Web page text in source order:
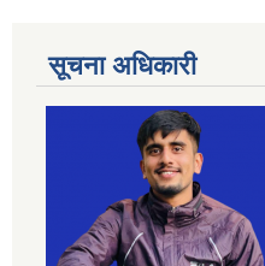
सूचना अधिकारी